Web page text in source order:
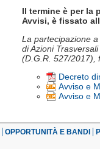
Il termine è per la
Avvisi, è fissato
La partecipazione
di Azioni
(D.G.R. 527/2017),
Decreto
Avviso e
Avviso e
OPPORTUNITÀ E BANDI